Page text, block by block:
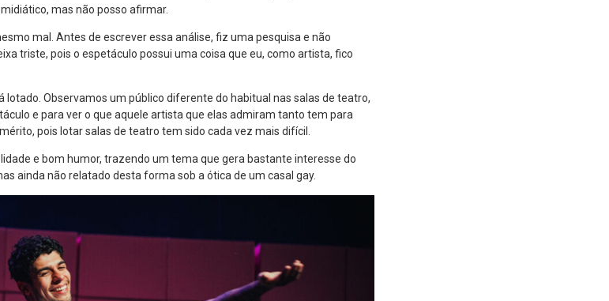
mas não posso afirmar.
mal. Antes de escrever essa análise, fiz uma pesquisa e não
triste, pois o espetáculo possui uma coisa que eu, como artista, fico
lotado. Observamos um público diferente do habitual nas salas de teatro,
e para ver o que aquele artista que elas admiram tanto tem para
pois lotar salas de teatro tem sido cada vez mais difícil.
e bom humor, trazendo um tema que gera bastante interesse do
ainda não relatado desta forma sob a ótica de um casal gay.